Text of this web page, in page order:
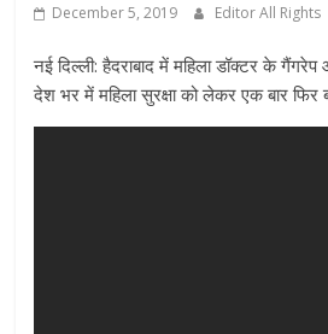
December 5, 2019 Editor All Rights
नई दिल्ली: हैदराबाद में महिला डॉक्टर के
देश भर में महिला सुरक्षा को लेकर एक बार फिर